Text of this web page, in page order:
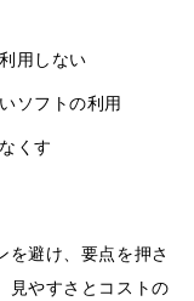
用しない
ソフトの利用
くす
避け、要点を押さ
見やすさとコストの